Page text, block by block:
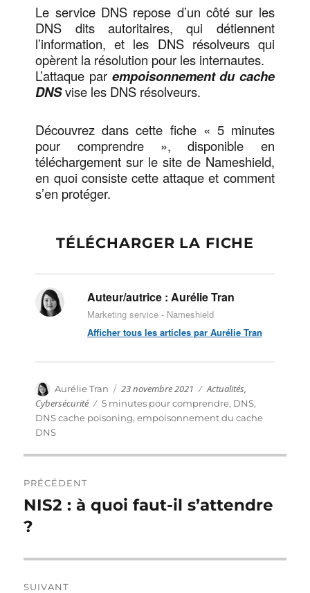
Le service DNS repose d’un côté sur les
DNS dits autoritaires, qui détiennent
l’information, et les DNS résolveurs qui
opèrent la résolution pour les internautes.
L’attaque par empoisonnement du cache
DNSvise les DNS résolveurs.
Découvrez dans cette fiche « 5 minutes
pour comprendre », disponible en
téléchargement sur le site de Nameshield,
en quoi consiste cette attaque et comment
s’en protéger.
TÉLÉCHARGER LA FICHE
Auteur/autrice : Aurélie Tran
Marketing service - Nameshield
Afficher tous les articles par Aurélie Tran
Auteur
Aurélie Tran Publié
le
23 novembre 2021 Catégories
Actualités,
Cybersécurité
Étiquettes
5 minutes pour comprendre, DNS,
DNS cache poisoning,empoisonnement du cache
DNS
de
l’article
PRÉCÉDENT
Publication
précédente :
NIS2 : à quoi faut-il s’attendre
?
SUIVANT